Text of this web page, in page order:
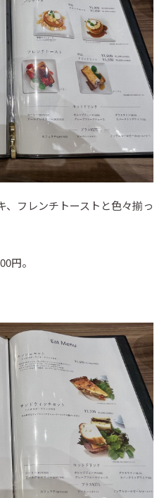
、フレンチトーストと色々揃っ
円。